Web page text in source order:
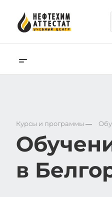
Курсы и программы —
в